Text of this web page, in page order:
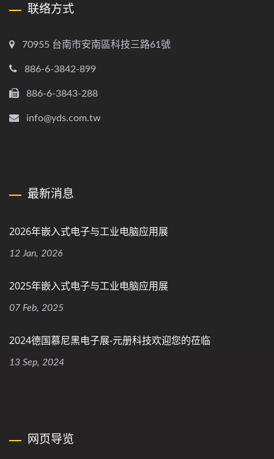
联络方式
70955 台南市安南區科技三路61號
886-6-3842-899
886-6-3843-288
info@yds.com.tw
最新消息
2026年嵌入式电子与工业电脑应用展
12 Jan, 2026
2025年嵌入式电子与工业电脑应用展
07 Feb, 2025
2024德国慕尼黑电子展-元册科技欢迎您的莅临
13 Sep, 2024
网页导览